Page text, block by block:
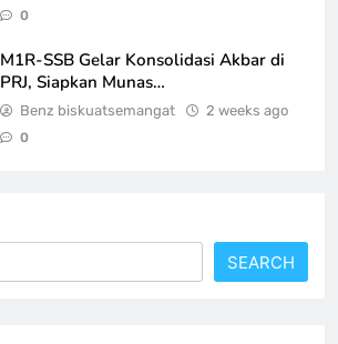
0
M1R-SSB Gelar Konsolidasi Akbar di
PRJ, Siapkan Munas…
Benz biskuatsemangat 2 weeks ago
0
SEARCH